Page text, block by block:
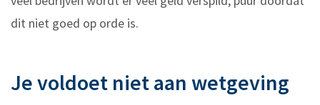
dit niet goed op orde is.
Je voldoet niet aan wetgeving